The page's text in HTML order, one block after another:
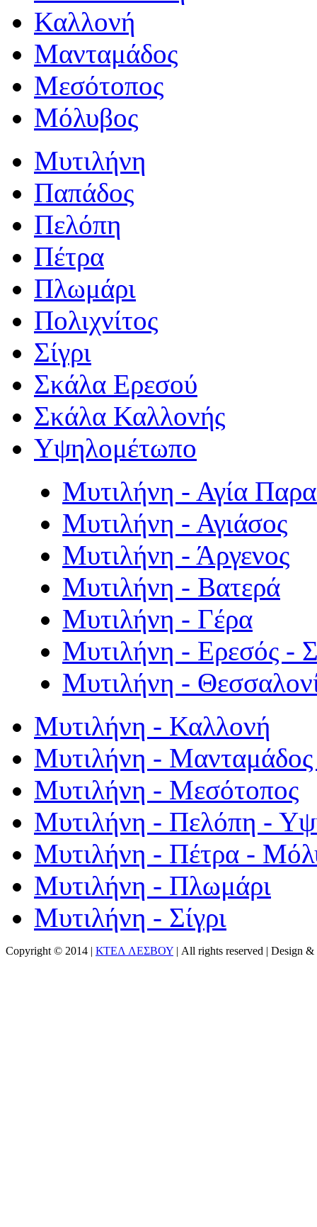
Καλλονή
Μανταμάδος
Μεσότοπος
Μόλυβος
Μυτιλήνη
Παπάδος
Πελόπη
Πέτρα
Πλωμάρι
Πολιχνίτος
Σίγρι
Σκάλα Ερεσού
Σκάλα Καλλονής
Υψηλομέτωπο
Μυτιλήνη - Αγία
Μυτιλήνη - Αγιάσος
Μυτιλήνη - Άργενος
Μυτιλήνη - Βατερά
Μυτιλήνη - Γέρα
Μυτιλήνη - Ερεσός -
Μυτιλήνη -
Μυτιλήνη - Καλλονή
Μυτιλήνη - Μανταμάδος
Μυτιλήνη - Μεσότοπος
Μυτιλήνη - Πελόπη -
Μυτιλήνη - Πέτρα -
Μυτιλήνη - Πλωμάρι
Μυτιλήνη - Σίγρι
Copyright © 2014 | ΚΤΕΛ ΛΕΣΒΟΥ | All rights reserved | Design &